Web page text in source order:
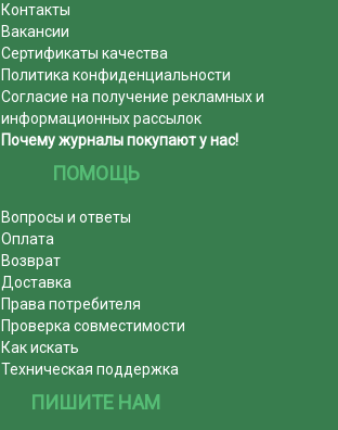
Контакты
Вакансии
Сертификаты качества
Политика конфиденциальности
Согласие на получение рекламных и
информационных рассылок
Почему журналы покупают у нас!
ПОМОЩЬ
Вопросы и ответы
Оплата
Возврат
Доставка
Права потребителя
Проверка совместимости
Как искать
Техническая поддержка
ПИШИТЕ НАМ